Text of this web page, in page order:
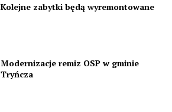
Kolejne zabytki będą wyremontowane
Modernizacje remiz OSP w gminie
Tryńcza